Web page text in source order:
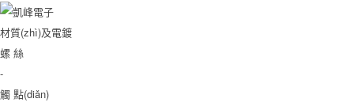
材質(zhì)及電鍍
螺 絲
-
觸 點(diǎn)